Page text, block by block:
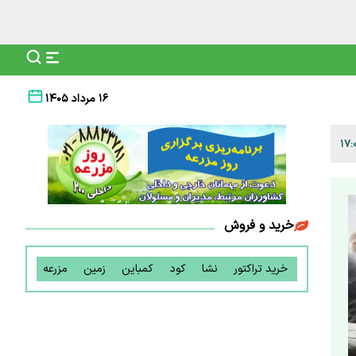
۱۶ مرداد ۱۴۰۵
خرید و فروش
خرید تراکتور نشا کود کمباین زمین مزرعه